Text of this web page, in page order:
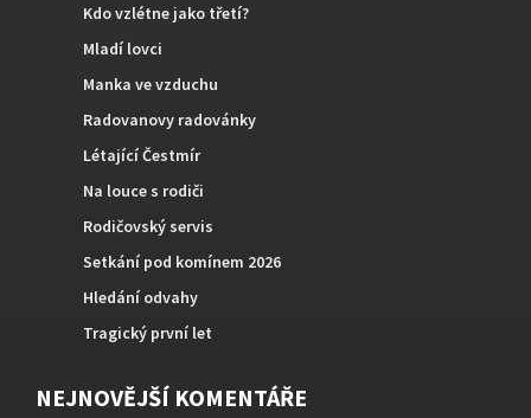
Kdo vzlétne jako třetí?
Mladí lovci
Manka ve vzduchu
Radovanovy radovánky
Létající Čestmír
Na louce s rodiči
Rodičovský servis
Setkání pod komínem 2026
Hledání odvahy
Tragický první let
NEJNOVĚJŠÍ KOMENTÁŘE